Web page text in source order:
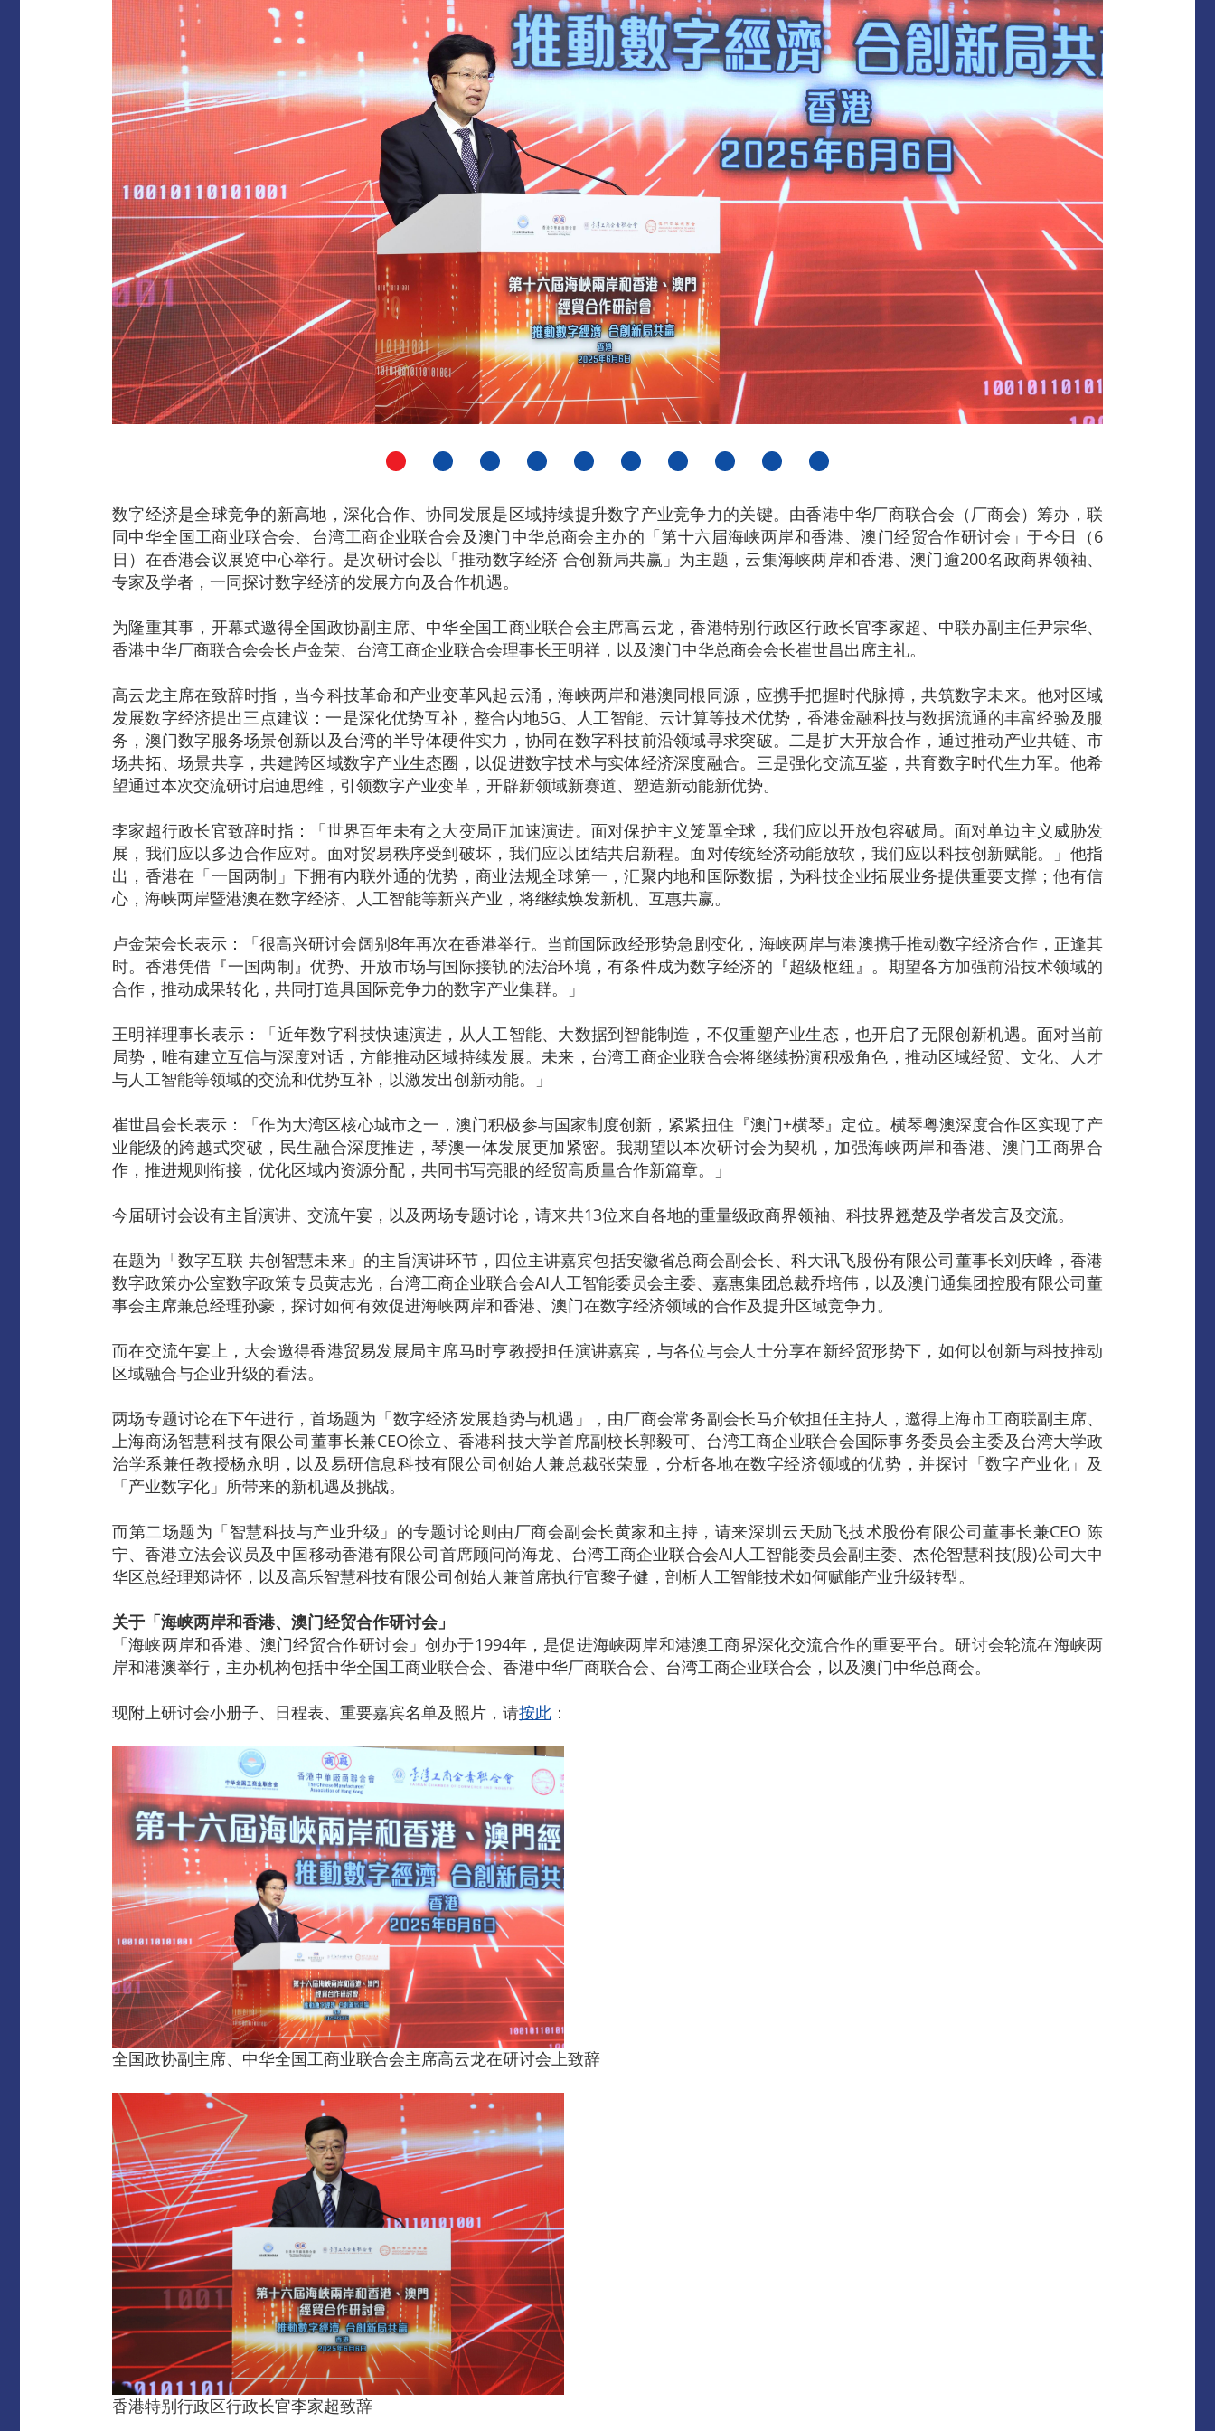
数字经济是全球竞争的新高地，深化合作、协同发展是区域持续提升数字产业竞争力的关键。由香港中华厂商联合会（厂商会）筹办，联
同中华全国工商业联合会、台湾工商企业联合会及澳门中华总商会主办的「第十六届海峡两岸和香港、澳门经贸合作研讨会」于今日（6
日）在香港会议展览中心举行。是次研讨会以「推动数字经济 合创新局共赢」为主题，云集海峡两岸和香港、澳门逾200名政商界领袖、
专家及学者，一同探讨数字经济的发展方向及合作机遇。
为隆重其事，开幕式邀得全国政协副主席、中华全国工商业联合会主席高云龙，香港特别行政区行政长官李家超、中联办副主任尹宗华、
香港中华厂商联合会会长卢金荣、台湾工商企业联合会理事长王明祥，以及澳门中华总商会会长崔世昌出席主礼。
高云龙主席在致辞时指，当今科技革命和产业变革风起云涌，海峡两岸和港澳同根同源，应携手把握时代脉搏，共筑数字未来。他对区域
发展数字经济提出三点建议：一是深化优势互补，整合内地5G、人工智能、云计算等技术优势，香港金融科技与数据流通的丰富经验及服
务，澳门数字服务场景创新以及台湾的半导体硬件实力，协同在数字科技前沿领域寻求突破。二是扩大开放合作，通过推动产业共链、市
场共拓、场景共享，共建跨区域数字产业生态圈，以促进数字技术与实体经济深度融合。三是强化交流互鉴，共育数字时代生力军。他希
望通过本次交流研讨启迪思维，引领数字产业变革，开辟新领域新赛道、塑造新动能新优势。
李家超行政长官致辞时指：「世界百年未有之大变局正加速演进。面对保护主义笼罩全球，我们应以开放包容破局。面对单边主义威胁发
展，我们应以多边合作应对。面对贸易秩序受到破坏，我们应以团结共启新程。面对传统经济动能放软，我们应以科技创新赋能。」他指
出，香港在「一国两制」下拥有内联外通的优势，商业法规全球第一，汇聚内地和国际数据，为科技企业拓展业务提供重要支撑；他有信
心，海峡两岸暨港澳在数字经济、人工智能等新兴产业，将继续焕发新机、互惠共赢。
卢金荣会长表示：「很高兴研讨会阔别8年再次在香港举行。当前国际政经形势急剧变化，海峡两岸与港澳携手推动数字经济合作，正逢其
时。香港凭借『一国两制』优势、开放市场与国际接轨的法治环境，有条件成为数字经济的『超级枢纽』。期望各方加强前沿技术领域的
合作，推动成果转化，共同打造具国际竞争力的数字产业集群。」
王明祥理事长表示：「近年数字科技快速演进，从人工智能、大数据到智能制造，不仅重塑产业生态，也开启了无限创新机遇。面对当前
局势，唯有建立互信与深度对话，方能推动区域持续发展。未来，台湾工商企业联合会将继续扮演积极角色，推动区域经贸、文化、人才
与人工智能等领域的交流和优势互补，以激发出创新动能。」
崔世昌会长表示：「作为大湾区核心城市之一，澳门积极参与国家制度创新，紧紧扭住『澳门+横琴』定位。横琴粤澳深度合作区实现了产
业能级的跨越式突破，民生融合深度推进，琴澳一体发展更加紧密。我期望以本次研讨会为契机，加强海峡两岸和香港、澳门工商界合
作，推进规则衔接，优化区域内资源分配，共同书写亮眼的经贸高质量合作新篇章。」
今届研讨会设有主旨演讲、交流午宴，以及两场专题讨论，请来共13位来自各地的重量级政商界领袖、科技界翘楚及学者发言及交流。
在题为「数字互联 共创智慧未来」的主旨演讲环节，四位主讲嘉宾包括安徽省总商会副会长、科大讯飞股份有限公司董事长刘庆峰，香港
数字政策办公室数字政策专员黄志光，台湾工商企业联合会AI人工智能委员会主委、嘉惠集团总裁乔培伟，以及澳门通集团控股有限公司董
事会主席兼总经理孙豪，探讨如何有效促进海峡两岸和香港、澳门在数字经济领域的合作及提升区域竞争力。
而在交流午宴上，大会邀得香港贸易发展局主席马时亨教授担任演讲嘉宾，与各位与会人士分享在新经贸形势下，如何以创新与科技推动
区域融合与企业升级的看法。
两场专题讨论在下午进行，首场题为「数字经济发展趋势与机遇」，由厂商会常务副会长马介钦担任主持人，邀得上海市工商联副主席、
上海商汤智慧科技有限公司董事长兼CEO徐立、香港科技大学首席副校长郭毅可、台湾工商企业联合会国际事务委员会主委及台湾大学政
治学系兼任教授杨永明，以及易研信息科技有限公司创始人兼总裁张荣显，分析各地在数字经济领域的优势，并探讨「数字产业化」及
「产业数字化」所带来的新机遇及挑战。
而第二场题为「智慧科技与产业升级」的专题讨论则由厂商会副会长黄家和主持，请来深圳云天励飞技术股份有限公司董事长兼CEO 陈
宁、香港立法会议员及中国移动香港有限公司首席顾问尚海龙、台湾工商企业联合会AI人工智能委员会副主委、杰伦智慧科技(股)公司大中
华区总经理郑诗怀，以及高乐智慧科技有限公司创始人兼首席执行官黎子健，剖析人工智能技术如何赋能产业升级转型。
关于 「海峡两岸和香港、澳门经贸合作研讨会」
「海峡两岸和香港、澳门经贸合作研讨会」创办于1994年，是促进海峡两岸和港澳工商界深化交流合作的重要平台。研讨会轮流在海峡两
岸和港澳举行，主办机构包括中华全国工商业联合会、香港中华厂商联合会、台湾工商企业联合会，以及澳门中华总商会。
现附上研讨会小册子、日程表、重要嘉宾名单及照片，请按此 ：
全国政协副主席、中华全国工商业联合会主席高云龙在研讨会上致辞
香港特别行政区行政长官李家超致辞